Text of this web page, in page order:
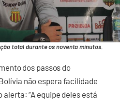
total durante os noventa minutos.
dos passos do
não espera facilidade
alerta: “A equipe deles está